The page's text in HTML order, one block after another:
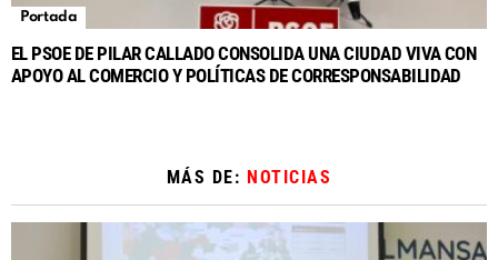
Portada
EL PSOE DE PILAR CALLADO CONSOLIDA UNA CIUDAD VIVA CON
APOYO AL COMERCIO Y POLÍTICAS DE CORRESPONSABILIDAD
MÁS DE: NOTICIAS